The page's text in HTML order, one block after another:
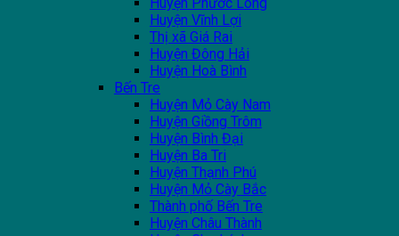
Huyện Vĩnh Lợi
Thị xã Giá Rai
Huyện Đông Hải
Huyện Hoà Bình
Bến Tre
Huyện Mỏ Cày Nam
Huyện Giồng Trôm
Huyện Bình Đại
Huyện Ba Tri
Huyện Thạnh Phú
Huyện Mỏ Cày Bắc
Thành phố Bến Tre
Huyện Châu Thành